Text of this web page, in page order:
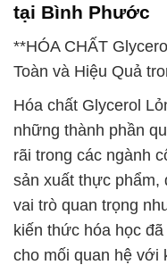
tại Bình Phước
**HÓA CHẤT
Toàn và Hiệu Quả
Hóa chất Glycerol
những thành phần
rãi trong các ngành
sản xuất thực
vai trò quan trọng
kiến thức hóa học
cho mối quan hệ với